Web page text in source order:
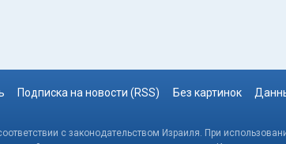
Подписка на новости (RSS) Без картинок
с законодательством Израиля. При